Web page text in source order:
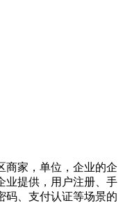
商家，单位，企业的企
业提供，用户注册、手
码、支付认证等场景的